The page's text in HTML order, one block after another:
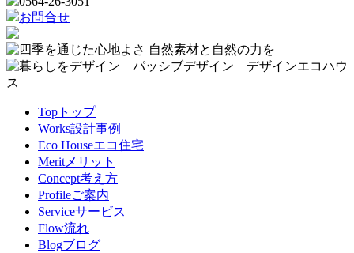
お問合せ
Top トップ
Works設計事例
Eco Houseエコ住宅
Merit メリット
Concept考え方
Profileご案内
Serviceサービス
Flow流れ
Blogブログ